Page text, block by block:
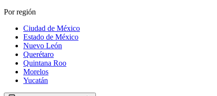
Por región
Ciudad de México
Estado de México
Nuevo León
Querétaro
Quintana Roo
Morelos
Yucatán